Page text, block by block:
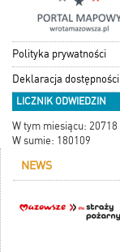
Polityka prywatności
Deklaracja dostępności
LICZNIK ODWIEDZIN
W tym miesiącu: 20718
W sumie: 180109
NEWS